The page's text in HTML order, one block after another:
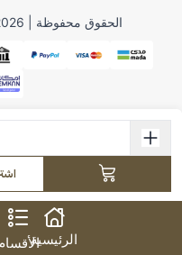
الحقوق محفوظة | 2026
الرئيسية